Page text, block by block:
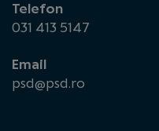
Telefon
031 413 5147
Email
psd@psd.ro